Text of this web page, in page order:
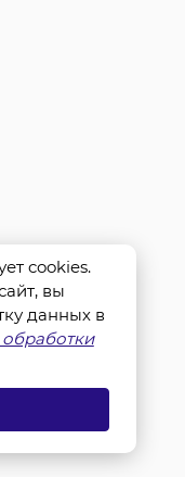
cookies.
вы
данных в